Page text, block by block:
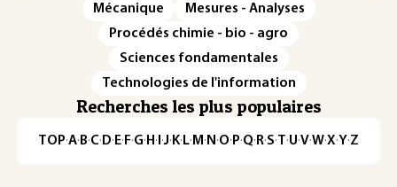
Mécanique
Mesures - Analyses
Procédés chimie - bio - agro
Sciences fondamentales
Technologies de l'information
Recherches les plus populaires
TOP·A·B·C· D· E· F·G· H · ·J· K· L· M · N ·O· P·Q· R·S·T·U·V·W·X·Y·Z